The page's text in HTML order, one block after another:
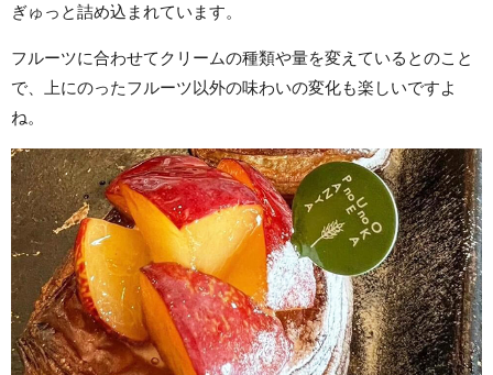
ぎゅっと詰め込まれています。
フルーツに合わせてクリームの種類や量を変えているとのこと
で、上にのったフルーツ以外の味わいの変化も楽しいですよ
ね。